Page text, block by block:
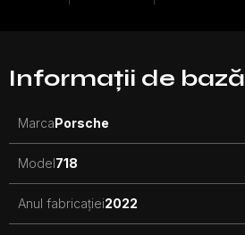
Informații de bază
MarcaPorsche
Model718
Anul fabricației2022